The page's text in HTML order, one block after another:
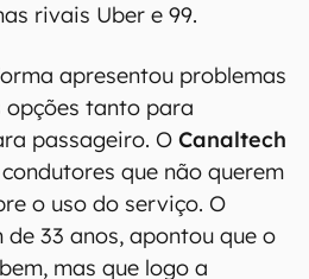
rivais Uber e 99.
apresentou problemas
opções tanto para
passageiro. O Canaltech
que não querem
o uso do serviço. O
33 anos, apontou que o
mas que logo a